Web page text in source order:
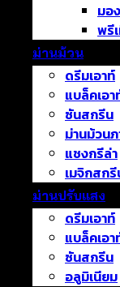
มอ
พรี
ม่านม้วน
ดรีมเอาท์
แบล็คเอา
ซันสกรีน
ม่านม้วน
แชงกรีล่า
เมจิกสก
ม่านปรับแสง
ดรีมเอาท์
แบล็คเอา
ซันสกรีน
อลูมิเนียม